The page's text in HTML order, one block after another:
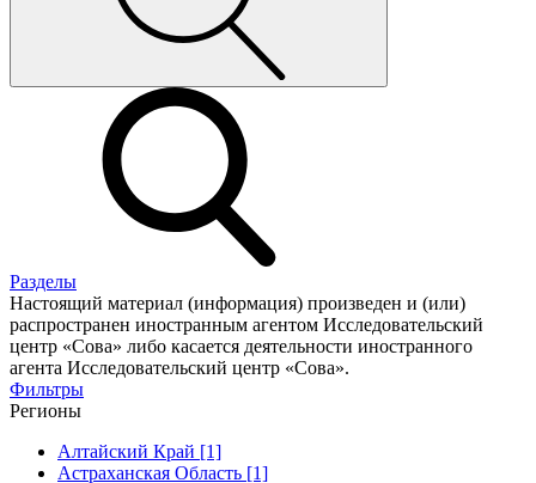
Разделы
Настоящий материал (информация) произведен и (или)
распространен иностранным агентом Исследовательский
центр «Сова» либо касается деятельности иностранного
агента Исследовательский центр «Сова».
Фильтры
Регионы
Алтайский Край [1]
Астраханская Область [1]